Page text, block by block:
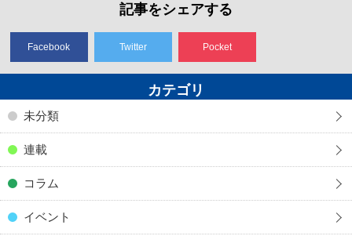
記事をシェアする
Facebook Twitter Pocket
カテゴリ
未分類
連載
コラム
イベント